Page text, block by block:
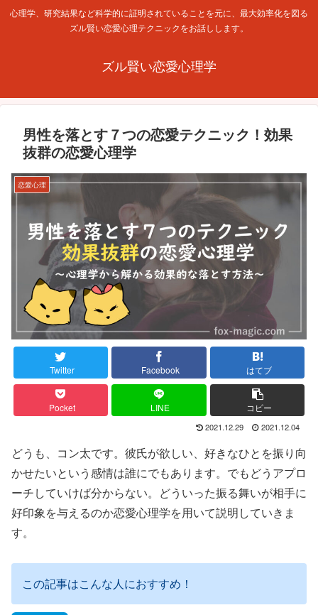
心理学、研究結果など科学的に証明されていることを元に、最大効率化を図る
ズル賢い恋愛心理テクニックをお話しします。
ズル賢い恋愛心理学
男性を落とす７つの恋愛テクニック！効果
抜群の恋愛心理学
恋愛心理
Twitter Facebook はてブ
Pocket LINE コピー
2021.12.29 2021.12.04
どうも、コン太です。彼氏が欲しい、好きなひとを振り向
かせたいという感情は誰にでもあります。でもどうアプロ
ーチしていけば分からない。どういった振る舞いが相手に
好印象を与えるのか恋愛心理学を用いて説明していきま
す。
この記事はこんな人におすすめ！